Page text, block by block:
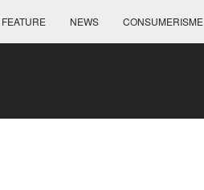
FEATURE NEWS CONSUMERISME